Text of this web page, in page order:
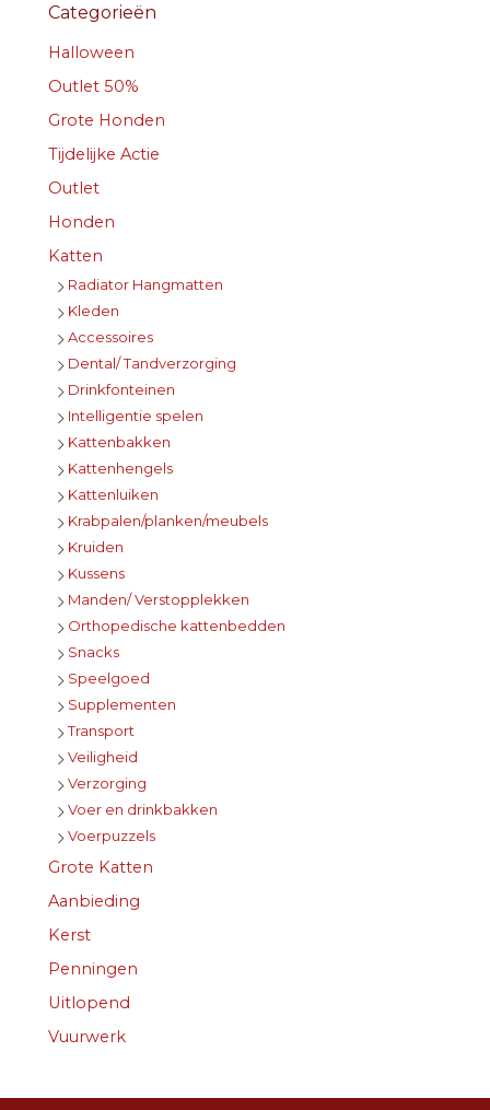
Categorieën
Halloween
Outlet 50%
Grote Honden
Tijdelijke Actie
Outlet
Honden
Katten
Radiator Hangmatten
Kleden
Accessoires
Dental/ Tandverzorging
Drinkfonteinen
Intelligentie spelen
Kattenbakken
Kattenhengels
Kattenluiken
Krabpalen/planken/meubels
Kruiden
Kussens
Manden/ Verstopplekken
Orthopedische kattenbedden
Snacks
Speelgoed
Supplementen
Transport
Veiligheid
Verzorging
Voer en drinkbakken
Voerpuzzels
Grote Katten
Aanbieding
Kerst
Penningen
Uitlopend
Vuurwerk